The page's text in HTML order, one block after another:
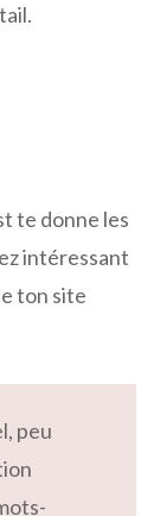
te donne les
intéressant
ton site
peu